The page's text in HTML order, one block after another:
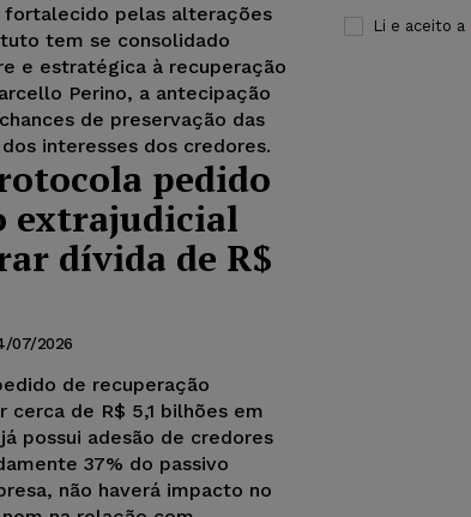
fortalecido pelas alterações
tem se consolidado
e estratégica à recuperação
Perino, a antecipação
de preservação das
interesses dos credores.
pedido
extrajudicial
dívida de R$
07/2026
de recuperação
de R$ 5,1 bilhões em
possui adesão de credores
37% do passivo
não haverá impacto no
Li e aceito a